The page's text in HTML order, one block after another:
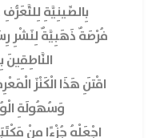
بِالصِّينِيَّةِ
فُرْصَةٌ ذَهَبِيَّةٌ لِنَشْرِ
النَّاطِقِينَ
اقْتَنِ هَذَا الْكَنْزَ
وَسُهُولَةِ
اجْعَلْهُ جُزْءًا مِنْ